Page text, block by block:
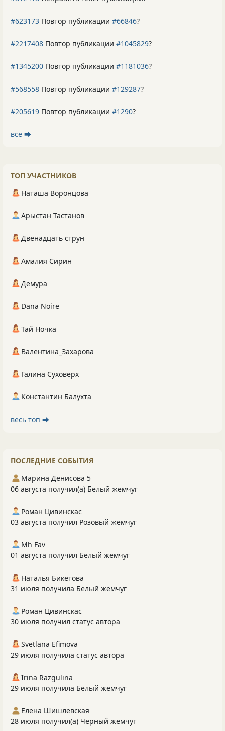
#623173 Повтор публикации #66846?
#2217408 Повтор публикации #1045829?
#1345200 Повтор публикации #1181036?
#568558 Повтор публикации #129287?
#205619 Повтор публикации #1290?
все ⮕
ТОП УЧАСТНИКОВ
Наташа Воронцова
Арыстан Тастанов
Двенадцать струн
Амалия Сирин
Демура
Dana Noire
Тай Ночка
Валентина_Захарова
Галина Суховерх
Константин Балухта
весь топ ⮕
ПОСЛЕДНИЕ СОБЫТИЯ
Марина Денисова 5
06 августа получил(а) Белый жемчуг
Роман Цивинскас
03 августа получил Розовый жемчуг
Mh Fav
01 августа получил Белый жемчуг
Наталья Бикетова
31 июля получила Белый жемчуг
Роман Цивинскас
30 июля получил статус автора
Svetlana Efimova
29 июля получила статус автора
Irina Razgulina
29 июля получила Белый жемчуг
Елена Шишлевская
28 июля получил(а) Черный жемчуг